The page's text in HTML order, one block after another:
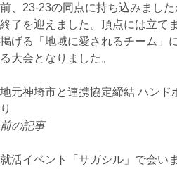
前、 23‐23の同点に持ち込みました
終了を迎えました。頂点には立て
掲げる「地域に愛されるチーム」
る大会となりました。
地元神埼市と連携協定締結 ハンド
り
前の記事
就活イベント「サガシル」で会